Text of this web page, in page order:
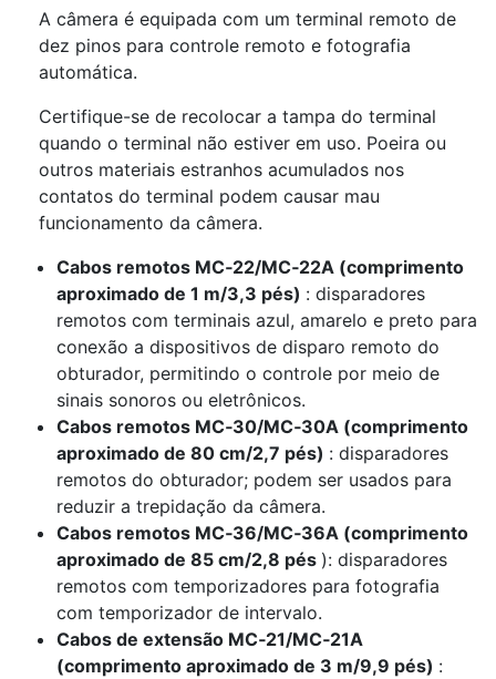
A câmera é equipada com um terminal remoto de
dez pinos para controle remoto e fotografia
automática.
Certifique-se de recolocar a tampa do terminal
quando o terminal não estiver em uso. Poeira ou
outros materiais estranhos acumulados nos
contatos do terminal podem causar mau
funcionamento da câmera.
Cabos remotos MC‑22/MC‑22A (comprimento
aproximado de 1 m/3,3 pés) : disparadores
remotos com terminais azul, amarelo e preto para
conexão a dispositivos de disparo remoto do
obturador, permitindo o controle por meio de
sinais sonoros ou eletrônicos.
Cabos remotos MC‑30/MC‑30A (comprimento
aproximado de 80 cm/2,7 pés) : disparadores
remotos do obturador; podem ser usados para
reduzir a trepidação da câmera.
Cabos remotos MC‑36/MC‑36A (comprimento
aproximado de 85 cm/2,8 pés ): disparadores
remotos com temporizadores para fotografia
com temporizador de intervalo.
Cabos de extensão MC‑21/MC‑21A
(comprimento aproximado de 3 m/9,9 pés) :